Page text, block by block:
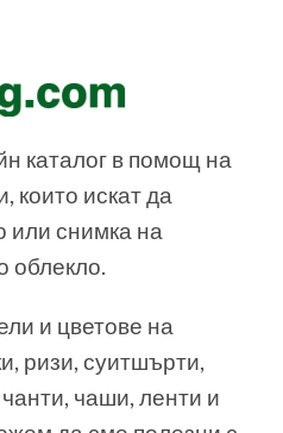
каталог в помощ на
които искат да
или снимка на
облекло.
и цветове на
ризи, суитшърти,
чаши, ленти и